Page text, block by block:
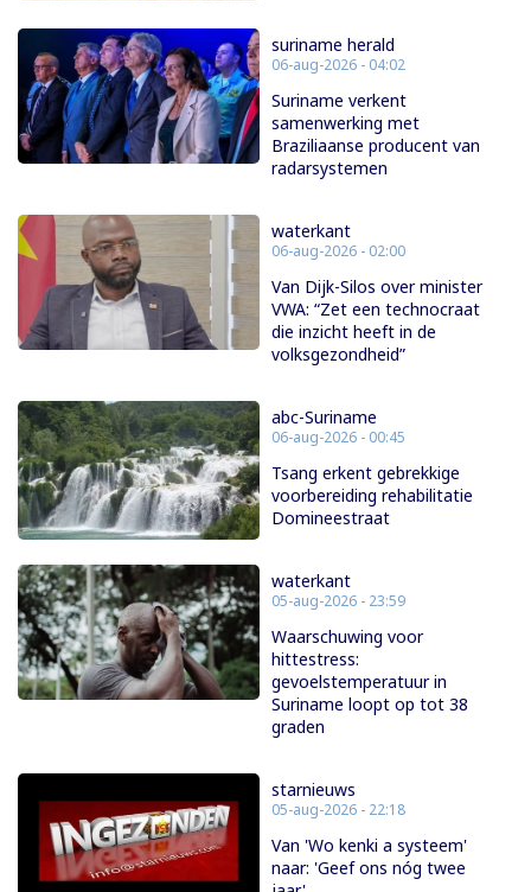
suriname herald
06-aug-2026 - 04:02
Suriname verkent
samenwerking met
Braziliaanse producent van
radarsystemen
waterkant
06-aug-2026 - 02:00
Van Dijk-Silos over minister
VWA: “Zet een technocraat
die inzicht heeft in de
volksgezondheid”
abc-Suriname
06-aug-2026 - 00:45
Tsang erkent gebrekkige
voorbereiding rehabilitatie
Domineestraat
waterkant
05-aug-2026 - 23:59
Waarschuwing voor
hittestress:
gevoelstemperatuur in
Suriname loopt op tot 38
graden
starnieuws
05-aug-2026 - 22:18
Van 'Wo kenki a systeem'
naar: 'Geef ons nóg twee